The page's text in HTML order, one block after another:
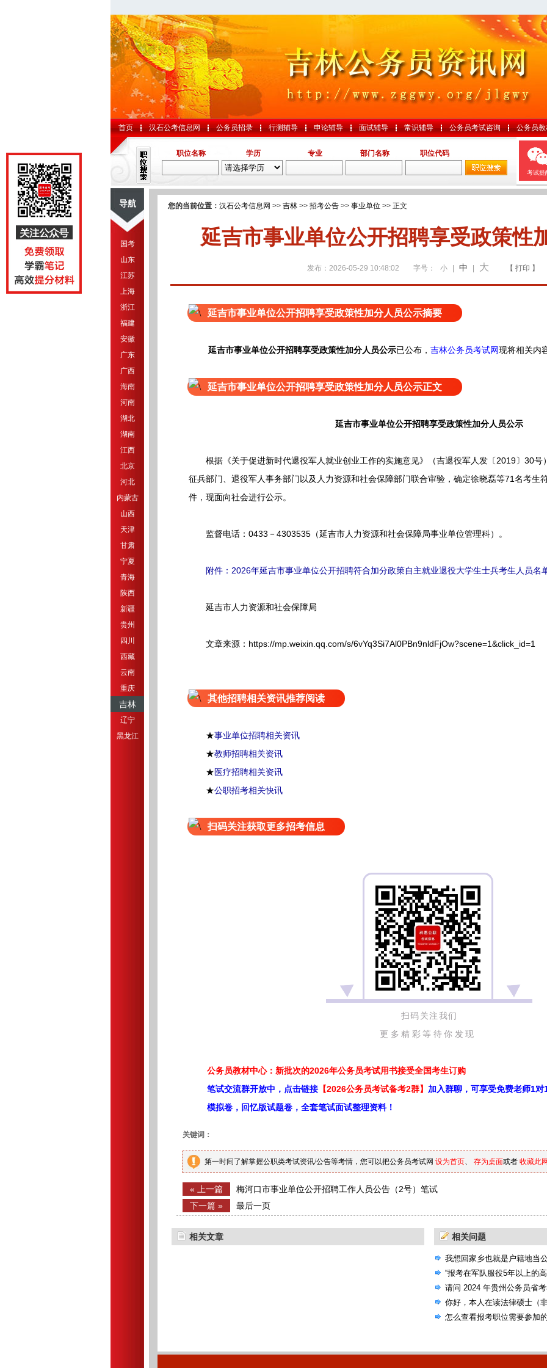
首页 汉石公考信息网 公务员招录 行测辅导 申论辅导 面试辅导 常识辅导 公务员考试咨询 公务员
职位名称 学历 专业 部门名称 职位代码
考试提
导航
国考
山东
江苏
上海
浙江
福建
安徽
广东
广西
海南
河南
湖北
湖南
江西
北京
河北
内蒙古
山西
天津
甘肃
宁夏
青海
陕西
新疆
贵州
四川
西藏
云南
重庆
吉林
辽宁
黑龙江
您的当前位置： 汉石公考信息网 >> 吉林 >> 招考公告 >> 事业单位 >> 正文
延吉市事业单位公开招聘享受政策性
发布：2026-05-29 10:48:02 字号： 小 中 大 【 打印 】
延吉市事业单位公开招聘享受政策性加分人员公示摘要
延吉市事业单位公开招聘享受政策性加分人员公示已公布， 吉林公务员考试网现将相关内
延吉市事业单位公开招聘享受政策性加分人员公示正文
延吉市事业单位公开招聘享受政策性加分人员公示
根据《关于促进新时代退役军人就业创业工作的实施意见》（吉退役军人发〔2019〕30号
征兵部门、退役军人事务部门以及人力资源和社会保障部门联合审验，确定徐晓磊等71名考生
件，现面向社会进行公示。
监督电话：0433－4303535（延吉市人力资源和社会保障局事业单位管理科）。
附件：2026年延吉市事业单位公开招聘符合加分政策自主就业退役大学生士兵考生人员名
延吉市人力资源和社会保障局
文章来源：https://mp.weixin.qq.com/s/6vYq3Si7Al0PBn9nldFjOw?scene=1&click_id=1
其他招聘相关资讯推荐阅读
★事业单位招聘相关资讯
★教师招聘相关资讯
★医疗招聘相关资讯
★公职招考相关快讯
扫码关注获取更多招考信息
扫码关注我们
更多精彩等待你发现
公务员教材中心：新批次的2026年公务员考试用书接受全国考生订购
笔试交流群开放中，点击链接 【2026公务员考试备考2群】 加入群聊，可享受免费老师1
模拟卷，回忆版试题卷，全套笔试面试整理资料！
关键词：
第一时间了解掌握公职类考试资讯/公告等考情，您可以把公务员考试网 设为首页、 存为桌面或者 收藏此
« 上一篇 梅河口市事业单位公开招聘工作人员公告（2号）笔试
成绩查询和资格复审通知
下一篇 » 最后一页
相关文章 相关问题
我想回家乡也就是户籍地当
选的机会，国考省考还是联
“报考在军队服役5年以上的
请问 2024 年贵州公务员省
考试大纲吗？
你好，本人在读法律硕士（
公告，里面有些专业要求本
怎么查看报考职位需要参加